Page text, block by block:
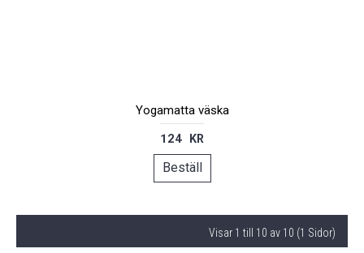
Yogamatta väska
124 KR
Beställ
Visar 1 till 10 av 10 (1 Sidor)